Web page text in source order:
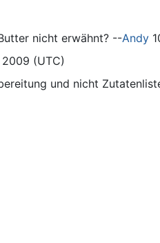
nicht erwähnt? --Andy
2009 (UTC)
und nicht